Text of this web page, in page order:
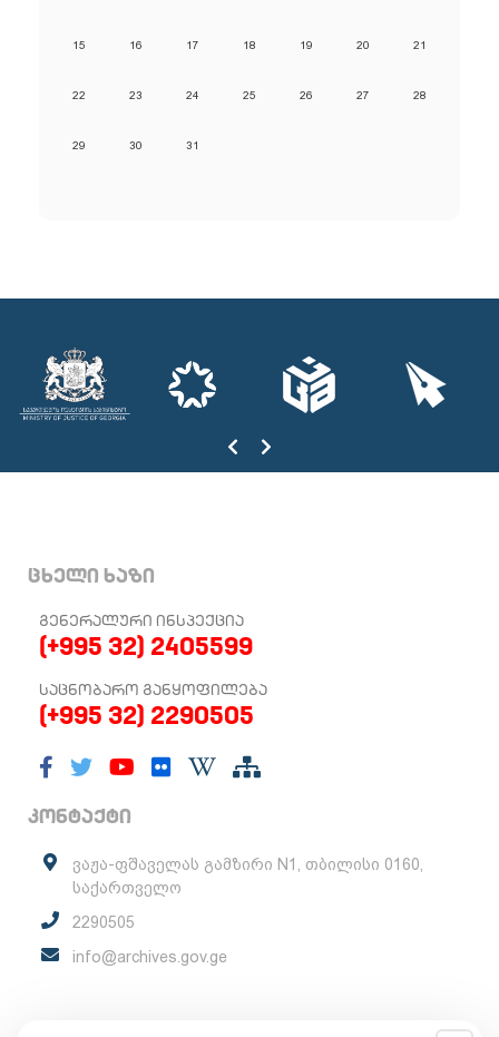
15 16 17 18 19 20 21
22 23 24 25 26 27 28
29 30 31
ცხელი ხაზი
ᲒᲔᲜᲔᲠᲐᲚᲣᲠᲘ ᲘᲜᲡᲞᲔᲥᲪᲘᲐ
(+995 32) 2405599
ᲡᲐᲪᲜᲝᲑᲐᲠᲝ ᲒᲐᲜᲧᲝᲤᲘᲚᲔᲑᲐ
(+995 32) 2290505
კონტაქტი
ვაჟა-ფშაველას გამზირი N1, თბილისი 0160,
საქართველო
2290505
info@archives.gov.ge